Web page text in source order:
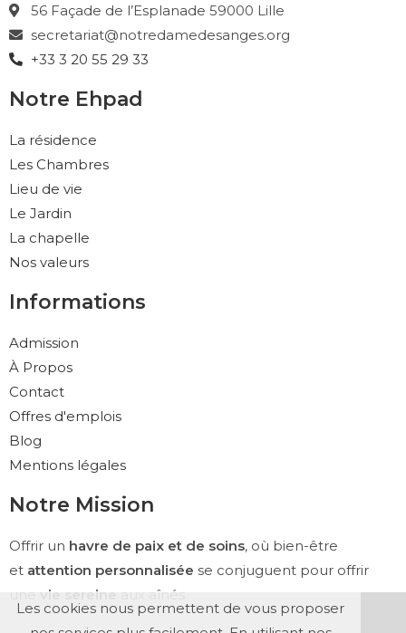
56 Façade de l’Esplanade 59000 Lille
secretariat@notredamedesanges.org
+33 3 20 55 29 33
Notre Ehpad
La résidence
Les Chambres
Lieu de vie
Le Jardin
La chapelle
Nos valeurs
Informations
Admission
À Propos
Contact
Offres d'emplois
Blog
Mentions légales
Notre Mission
Offrir un havre de paix et de soins, où bien-être
et attention personnalisée se conjuguent pour offrir
une vie sereine aux aînés
Les cookies nous permettent de vous proposer